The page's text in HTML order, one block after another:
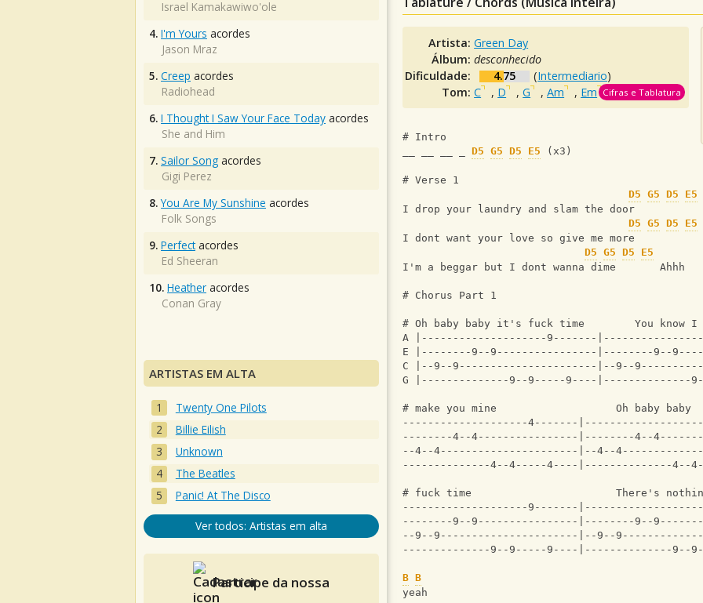
Artista:Green Day
Álbum:desconhecido
Dificuldade:
4.75 (Intermediario)
Tom:C , D ,G ,Am , Em ,Bm
Cifras e Tablatura
# Intro
D5 G5 D5 E5 (x3)
# Verse 1
D5 G5 D5
E5
I drop your laundry and slam the door
D5 G5 D5
E5
I dont want your love so give me more
D5 G5 D5
E5
I'm a beggar but I dont wanna dime       Ahhh
# Chorus Part 1
# Oh baby baby it's fuck time        You know I
A |--------------------9-------
E |--------9--9----------------|--------9--
C |--9--9----------------------|--9--
G |--------------9--9-----9----|--------------
# make you mine                   Oh baby baby
--------------------4-------
--------4--4----------------|--------4--
--4--4----------------------|--4--
--------------4--4-----4----|--------------4--
# fuck time                       There's
--------------------9-------
--------9--9----------------|--------9--
--9--9----------------------|--9--
--------------9--9-----9----|--------------9--
B B
yeah
Israel Kamakawiwo'ole
4. I'm Yours acordes
Jason Mraz
5. Creep acordes
Radiohead
6. I Thought I Saw Your Face Today acordes
She and Him
7. Sailor Song acordes
Gigi Perez
8. You Are My Sunshine acordes
Folk Songs
9. Perfectacordes
Ed Sheeran
10. Heather acordes
Conan Gray
ARTISTAS EM ALTA
Twenty One Pilots
Billie Eilish
Unknown
The Beatles
Panic! At The Disco
Ver todos: Artistas em alta
Participe da nossa